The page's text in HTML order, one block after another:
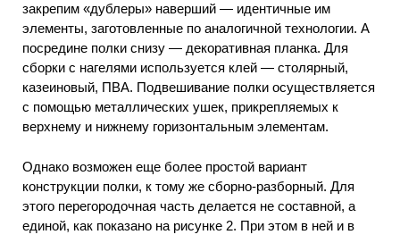
закрепим «дублеры» наверший — идентичные им
элементы, заготовленные по аналогичной технологии. А
посредине полки снизу — декоративная планка. Для
сборки с нагелями используется клей — столярный,
казеиновый, ПВА. Подвешивание полки осуществляется
с помощью металлических ушек, прикрепляемых к
верхнему и нижнему горизонтальным элементам.
Однако возможен еще более простой вариант
конструкции полки, к тому же сборно-разборный. Для
этого перегородочная часть делается не составной, а
единой, как показано на рисунке 2. При этом в ней и в